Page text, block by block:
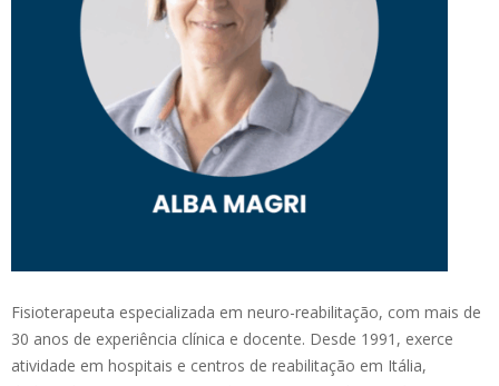
Fisioterapeuta especializada em neuro-reabilitação, com mais de
30 anos de experiência clínica e docente. Desde 1991, exerce
atividade em hospitais e centros de reabilitação em Itália,